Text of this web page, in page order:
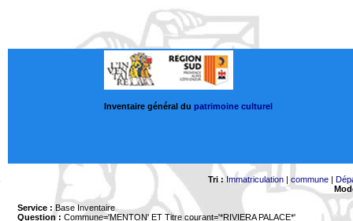
Inventaire général du patrimoine culturel
Tri : Immatriculation |commune |
Service : Base Inventaire
Question : Commune='MENTON' ET Titre courant='*RIVIERA PALACE*'